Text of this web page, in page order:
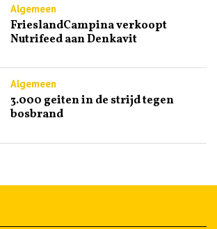
Algemeen
FrieslandCampina verkoopt
Nutrifeed aan Denkavit
Algemeen
3.000 geiten in de strijd tegen
bosbrand